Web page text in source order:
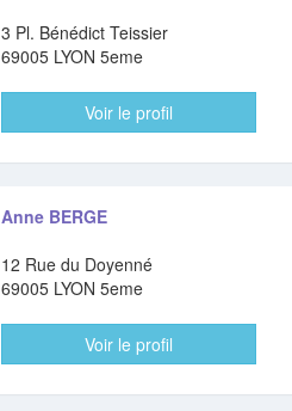
3 Pl. Bénédict Teissier
69005 LYON 5eme
Voir le profil
Anne BERGE
12 Rue du Doyenné
69005 LYON 5eme
Voir le profil